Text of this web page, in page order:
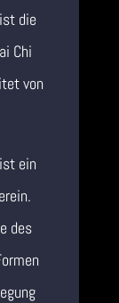
die
Chi
von
ein
des